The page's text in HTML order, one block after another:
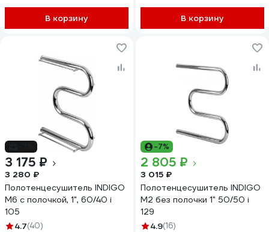
В корзину В корзину
3 175 ₽
3 280 ₽
Полотенцесушитель INDIGO
M6 с полочкой, 1", 60/40 i
105
4.7(40)
-7%
2 805 ₽
3 015 ₽
Полотенцесушитель INDIGO
M2 без полочки 1" 50/50 i
129
4.9(16)